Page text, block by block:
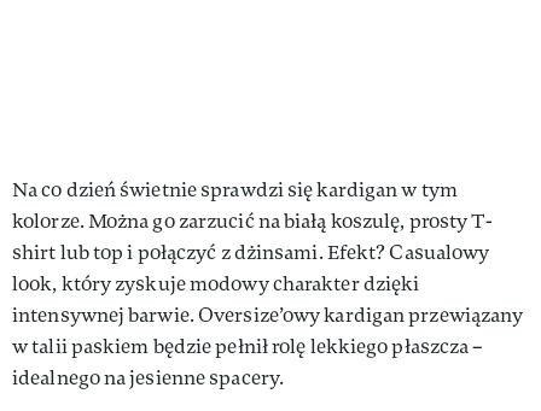
Na co dzień świetnie sprawdzi się kardigan w tym
kolorze. Można go zarzucić na białą koszulę, prosty T-
shirt lub top i połączyć z dżinsami. Efekt? Casualowy
look, który zyskuje modowy charakter dzięki
intensywnej barwie. Oversize’owy kardigan przewiązany
w talii paskiem będzie pełnił rolę lekkiego płaszcza –
idealnego na jesienne spacery.